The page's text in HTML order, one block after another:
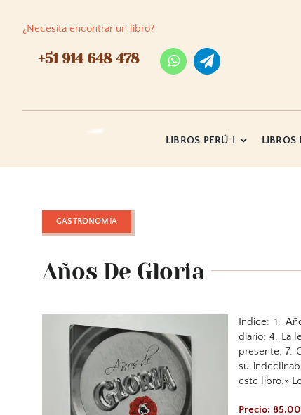
content
¿Necesita encontrar un libro?
+51 914 648 478
LIBROS PERÚ I LIBROS
GASTRONOMÍA
Años De Gloria
Indice: 1.
diario; 4. La
presente; 7.
su
este libro.»
Precio: